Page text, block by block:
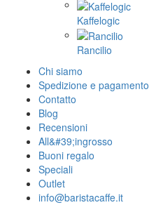
Kaffelogic
Rancilio
Chi siamo
Spedizione e pagamento
Contatto
Blog
Recensioni
All&#39;ingrosso
Buoni regalo
Speciali
Outlet
info@baristacaffe.it